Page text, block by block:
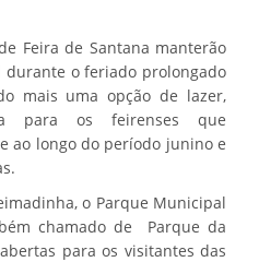
Feira de Santana manterão
o feriado prolongado
mais uma opção de lazer,
para os feirenses que
ao longo do período junino e
o Parque Municipal
chamado de Parque da
para os visitantes das